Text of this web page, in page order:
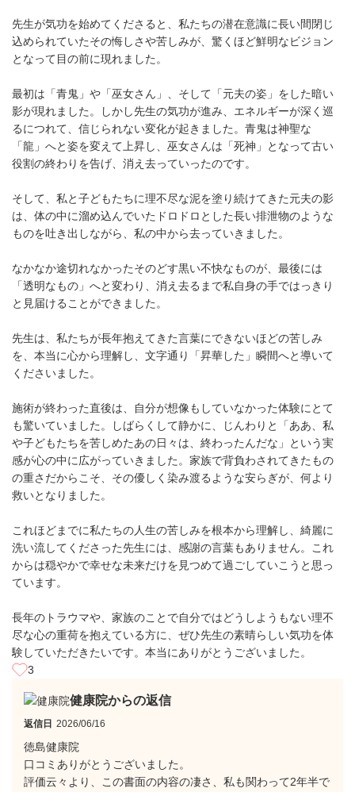
先生が気功を始めてくださると、私たちの潜在意識に長い間閉じ
込められていたその悔しさや苦しみが、驚くほど鮮明なビジョン
となって目の前に現れました。
最初は「青鬼」や「巫女さん」、そして「元夫の姿」をした暗い
影が現れました。しかし先生の気功が進み、エネルギーが深く巡
るにつれて、信じられない変化が起きました。青鬼は神聖な
「龍」へと姿を変えて上昇し、巫女さんは「死神」となって古い
役割の終わりを告げ、消え去っていったのです。
そして、私と子どもたちに理不尽な泥を塗り続けてきた元夫の影
は、体の中に溜め込んでいたドロドロとした長い排泄物のような
ものを吐き出しながら、私の中から去っていきました。
なかなか途切れなかったそのどす黒い不快なものが、最後には
「透明なもの」へと変わり、消え去るまで私自身の手ではっきり
と見届けることができました。
先生は、私たちが長年抱えてきた言葉にできないほどの苦しみ
を、本当に心から理解し、文字通り「昇華した」瞬間へと導いて
くださいました。
施術が終わった直後は、自分が想像もしていなかった体験にとて
も驚いていました。しばらくして静かに、じんわりと「ああ、私
や子どもたちを苦しめたあの日々は、終わったんだな」という実
感が心の中に広がっていきました。家族で背負わされてきたもの
の重さだからこそ、その優しく染み渡るような安らぎが、何より
救いとなりました。
これほどまでに私たちの人生の苦しみを根本から理解し、綺麗に
洗い流してくださった先生には、感謝の言葉もありません。これ
からは穏やかで幸せな未来だけを見つめて過ごしていこうと思っ
ています。
長年のトラウマや、家族のことで自分ではどうしようもない理不
尽な心の重荷を抱えている方に、ぜひ先生の素晴らしい気功を体
験していただきたいです。本当にありがとうございました。
3
健康院からの返信
返信日 2026/06/16
徳島健康院
口コミありがとうございました。
評価云々より、この書面の内容の凄さ、私も関わって2年半で